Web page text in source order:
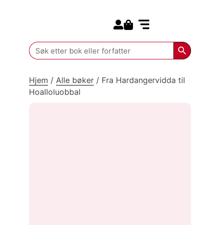
Search
for:
Search
Hjem / Alle bøker / Fra Hardangervidda til
Hoalloluobbal